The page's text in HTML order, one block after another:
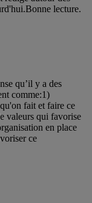
lecture.
qu’il y a des
comme:1)
fait et faire ce
valeurs qui favorise
en place
ce